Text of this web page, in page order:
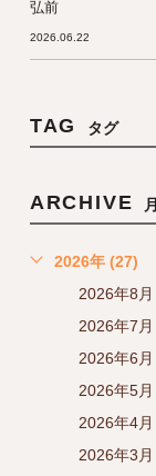
弘前
2026.06.22
TAG タグ
ARCHIVE
2026年 (27)
2026年8
2026年7
2026年6
2026年5
2026年4
2026年3